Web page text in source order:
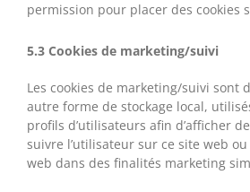
permission pour placer des cookies
5.3 Cookies de marketing/suivi
Les cookies de marketing/suivi sont
autre forme de stockage local,
profils d’utilisateurs afin d’afficher
suivre l’utilisateur sur ce site web
web dans des finalités marketing